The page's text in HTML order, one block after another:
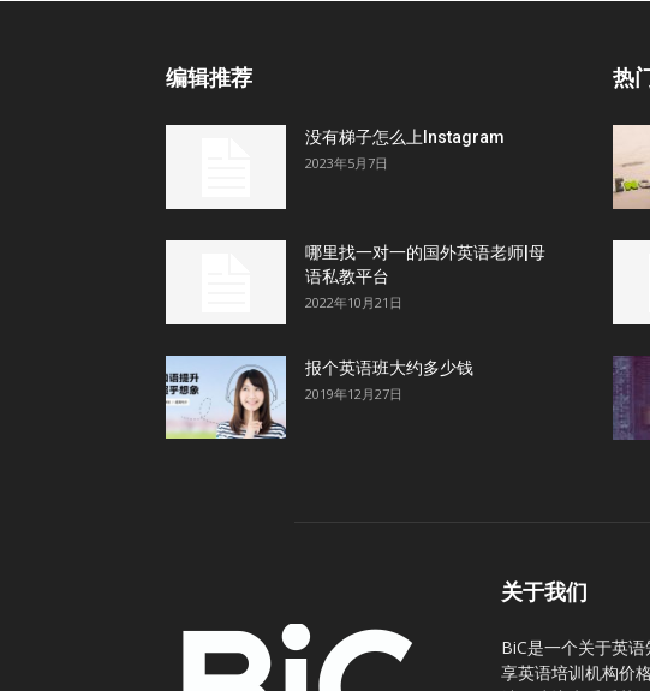
编辑推荐
没有梯子怎么上Instagram
2023年5月7日
哪里找一对一的国外英语老师|母
语私教平台
2022年10月21日
报个英语班大约多少钱
2019年12月27日
热
关于我们
BiC是一个关于英
享英语培训机构价